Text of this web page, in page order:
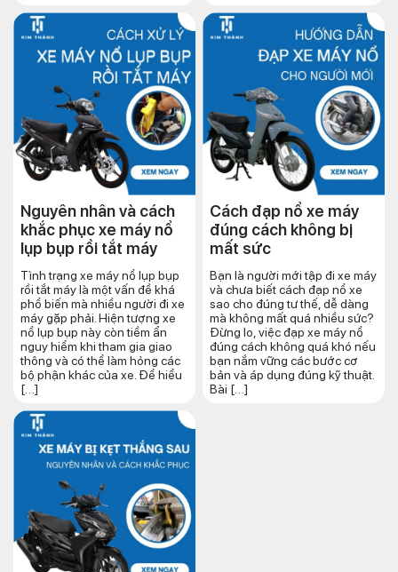
Nguyên nhân và cách
khắc phục xe máy nổ
lụp bụp rồi tắt máy
Tình trạng xe máy nổ lụp bụp
rồi tắt máy là một vấn đề khá
phổ biến mà nhiều người đi xe
máy gặp phải. Hiện tượng xe
nổ lụp bụp này còn tiềm ẩn
nguy hiểm khi tham gia giao
thông và có thể làm hỏng các
bộ phận khác của xe. Để hiểu
[…]
Cách đạp nổ xe máy
đúng cách​ không bị
mất sức
Bạn là người mới tập đi xe máy
và chưa biết cách đạp nổ xe
sao cho đúng tư thế, dễ dàng
mà không mất quá nhiều sức?
Đừng lo, việc đạp xe máy nổ
đúng cách không quá khó nếu
bạn nắm vững các bước cơ
bản và áp dụng đúng kỹ thuật.
Bài […]